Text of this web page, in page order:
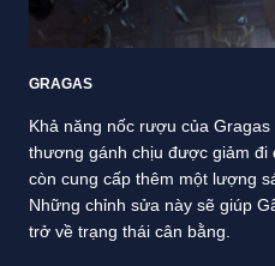
GRAGAS
Khả năng nốc rượu của
thương gánh chịu được giảm đi
còn cung cấp thêm một lượng
Những chỉnh sửa này sẽ giúp
trở về trạng thái cân bằng.